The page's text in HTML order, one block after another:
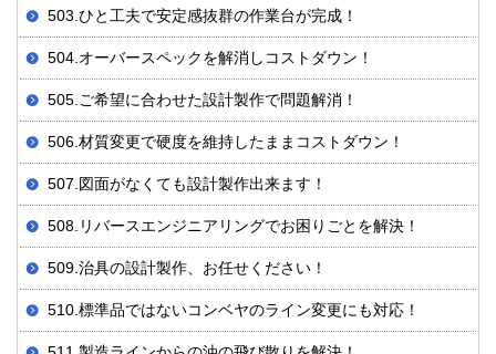
503.ひと工夫で安定感抜群の作業台が完成！
504.オーバースペックを解消しコストダウン！
505.ご希望に合わせた設計製作で問題解消！
506.材質変更で硬度を維持したままコストダウン！
507.図面がなくても設計製作出来ます！
508.リバースエンジニアリングでお困りごとを解決！
509.治具の設計製作、お任せください！
510.標準品ではないコンベヤのライン変更にも対応！